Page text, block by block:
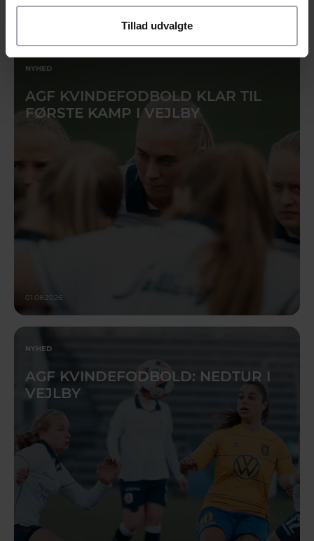
Tillad udvalgte
RELATEREDE NYHEDER
NYHED
AGF KVINDEFODBOLD KLAR TIL
FØRSTE KAMP I VEJLBY
01.08.2026
NYHED
AGF KVINDEFODBOLD: NEDTUR I
VEJLBY